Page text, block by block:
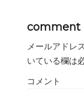
comment
メールアドレ
いている欄は
コメント